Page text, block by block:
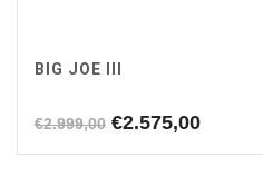
BIG JOE III
€2.999,00 Oorspronkelijke
€2.575,00Huidige